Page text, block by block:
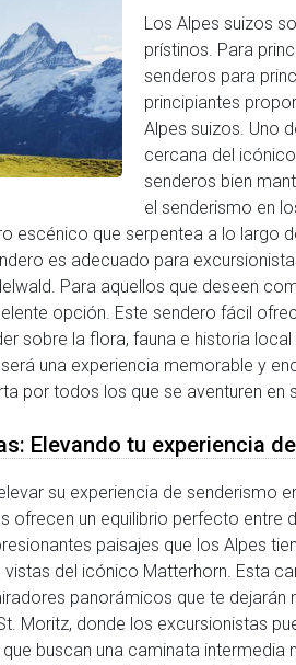
Los Alpes suizos
prístinos. Para
senderos para
principiantes
Alpes suizos. Uno
cercana del
senderos bien
el senderismo en
escénico que serpentea a lo
es adecuado para
Para aquellos que deseen
opción. Este sendero fácil
sobre la flora, fauna e historia
una experiencia memorable y
por todos los que se aventuren en
Elevando tu experiencia
su experiencia de senderismo
ofrecen un equilibrio perfecto
paisajes que los Alpes
del icónico Matterhorn. Esta
panorámicos que te
Moritz, donde los excursionistas
buscan una caminata